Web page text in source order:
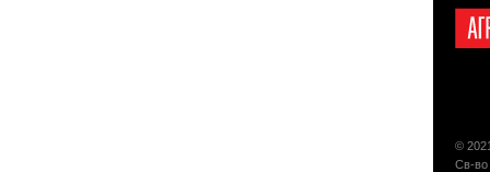
©
Св-во